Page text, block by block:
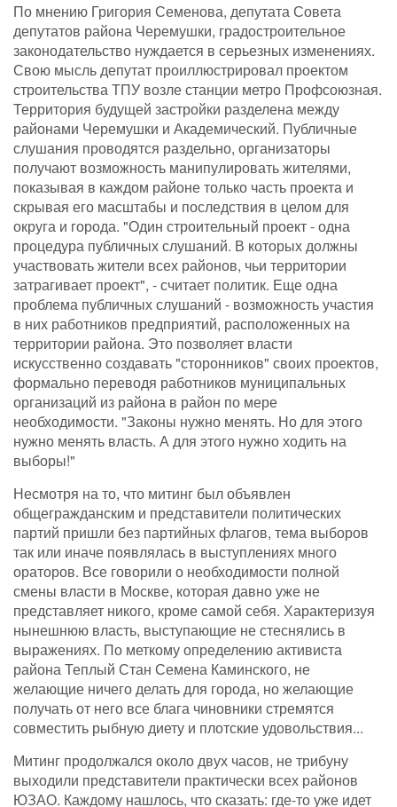
По мнению Григория Семенова, депутата Совета
депутатов района Черемушки, градостроительное
законодательство нуждается в серьезных изменениях.
Свою мысль депутат проиллюстрировал проектом
строительства ТПУ возле станции метро Профсоюзная.
Территория будущей застройки разделена между
районами Черемушки и Академический. Публичные
слушания проводятся раздельно, организаторы
получают возможность манипулировать жителями,
показывая в каждом районе только часть проекта и
скрывая его масштабы и последствия в целом для
округа и города. "Один строительный проект - одна
процедура публичных слушаний. В которых должны
участвовать жители всех районов, чьи территории
затрагивает проект", - считает политик. Еще одна
проблема публичных слушаний - возможность участия
в них работников предприятий, расположенных на
территории района. Это позволяет власти
искусственно создавать "сторонников" своих проектов,
формально переводя работников муниципальных
организаций из района в район по мере
необходимости. "Законы нужно менять. Но для этого
нужно менять власть. А для этого нужно ходить на
выборы!"
Несмотря на то, что митинг был объявлен
общегражданским и представители политических
партий пришли без партийных флагов, тема выборов
так или иначе появлялась в выступлениях много
ораторов. Все говорили о необходимости полной
смены власти в Москве, которая давно уже не
представляет никого, кроме самой себя. Характеризуя
нынешнюю власть, выступающие не стеснялись в
выражениях. По меткому определению активиста
района Теплый Стан Семена Каминского, не
желающие ничего делать для города, но желающие
получать от него все блага чиновники стремятся
совместить рыбную диету и плотские удовольствия...
Митинг продолжался около двух часов, не трибуну
выходили представители практически всех районов
ЮЗАО. Каждому нашлось, что сказать: где-то уже идет